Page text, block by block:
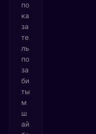
по
ка
за
те
ль
по
за
би
ты
м
ш
ай